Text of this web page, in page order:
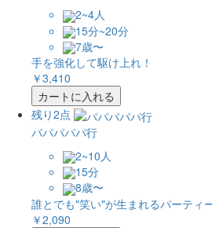
2~4人
15分~20分
7歳〜
手を強化して駆け上れ！
￥3,410
カートに入れる
残り2点
パパパパパ行
2~10人
15分
8歳〜
誰とでも"笑い"が生まれるパーティ
￥2,090